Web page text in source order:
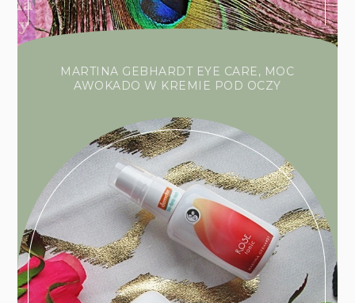
MARTINA GEBHARDT EYE CARE, MOC
AWOKADO W KREMIE POD OCZY